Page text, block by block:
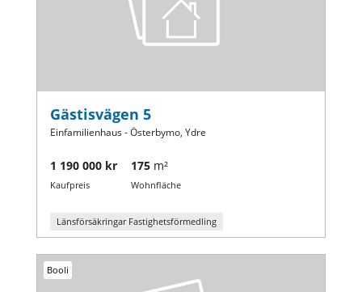
Gästisvägen 5
Einfamilienhaus - Österbymo, Ydre
1 190 000 kr
Kaufpreis
175 m²
Wohnfläche
Länsförsäkringar Fastighetsförmedling
Booli